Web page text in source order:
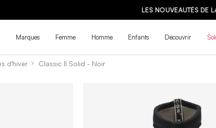
LES NOUVEAUTÉS DE LA PRÉ-
Marques Femme Homme Enfants Découvrir
d'hiver Classic II Solid - Noir